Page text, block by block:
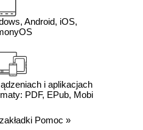
Android, iOS,
i aplikacjach
PDF, EPub, Mobi
Pomoc »